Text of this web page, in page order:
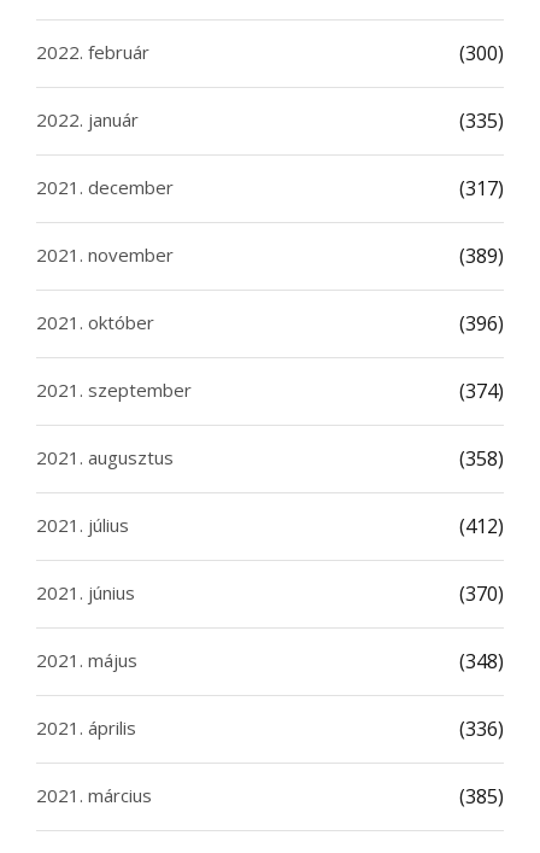
2022. február (300)
2022. január (335)
2021. december (317)
2021. november (389)
2021. október (396)
2021. szeptember (374)
2021. augusztus (358)
2021. július (412)
2021. június (370)
2021. május (348)
2021. április (336)
2021. március (385)